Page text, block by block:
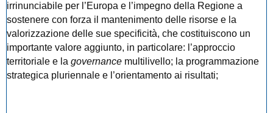
irrinunciabile per l’Europa e l’impegno della Regione a
sostenere con forza il mantenimento delle risorse e la
valorizzazione delle sue specificità, che costituiscono un
importante valore aggiunto, in particolare: l’approccio
territoriale e la governance multilivello; la programmazione
strategica pluriennale e l’orientamento ai risultati;